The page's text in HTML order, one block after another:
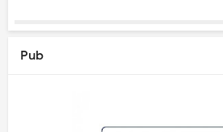
Pub